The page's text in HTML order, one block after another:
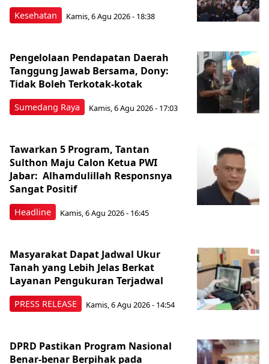
Kesehatan Kamis, 6 Agu 2026 - 18:38
Sumedang Raya
Pengelolaan Pendapatan Daerah
Tanggung Jawab Bersama, Dony:
Tidak Boleh Terkotak-kotak
Kamis, 6 Agu 2026 - 17:03
Headline
Tawarkan 5 Program, Tantan
Sulthon Maju Calon Ketua PWI
Jabar: Alhamdulillah Responsnya
Sangat Positif
Kamis, 6 Agu 2026 - 16:45
PRESS RELEASE
Masyarakat Dapat Jadwal Ukur
Tanah yang Lebih Jelas Berkat
Layanan Pengukuran Terjadwal
Kamis, 6 Agu 2026 - 14:54
DPRD Pastikan Program Nasional
Benar-benar Berpihak pada